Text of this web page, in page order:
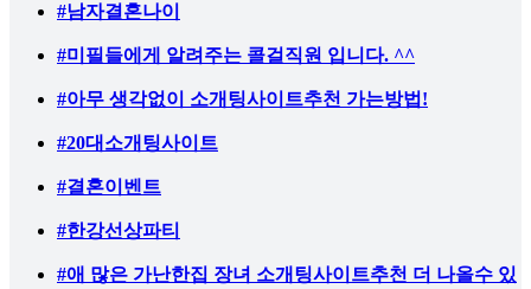
#남자결혼나이
#미필들에게 알려주는 콜걸직원 입니다. ^^
#아무 생각없이 소개팅사이트추천 가는방법!
#20대소개팅사이트
#결혼이벤트
#한강선상파티
#애 많은 가난한집 장녀 소개팅사이트추천 더 나올수 있